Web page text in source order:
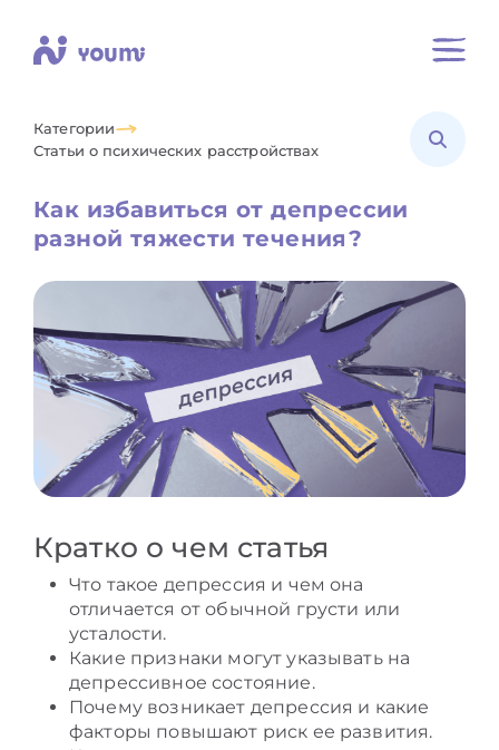
Категории
Статьи о психических расстройствах
Как избавиться от депрессии
разной тяжести течения?
Кратко о чем статья
Что такое депрессия и чем она
отличается от обычной грусти или
усталости.
Какие признаки могут указывать на
депрессивное состояние.
Почему возникает депрессия и какие
факторы повышают риск ее развития.